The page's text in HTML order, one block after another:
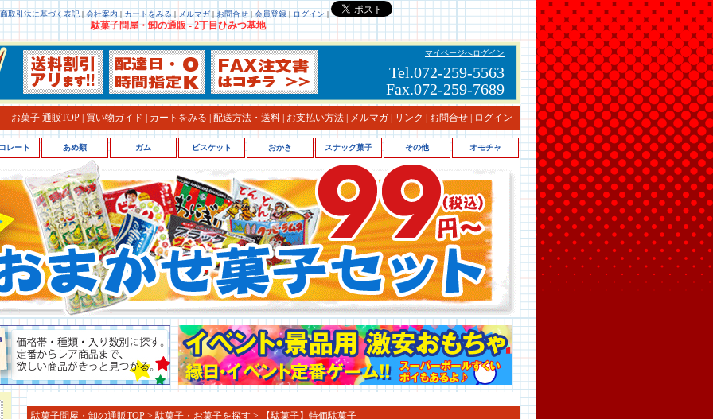
取引法に基づく表記 | 会社案内 | カートをみる | メルマガ| お問合せ| 会員登録| ログイン |
駄菓子問屋・卸の通販 - 2丁目ひみつ基地
マイページへログイン
Tel.072-259-5563
Fax.072-259-7689
お菓子 通販TOP 買い物ガイド カートをみる 配送方法・送料 お支払い方法 メルマガ リンク お問合せ ログイン
駄菓子問屋・卸の通販TOP >駄菓子・お菓子を探す > 【駄菓子】特価駄菓子